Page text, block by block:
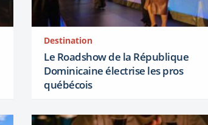
Destination
Le Roadshow de la République
Dominicaine électrise les pros
québécois